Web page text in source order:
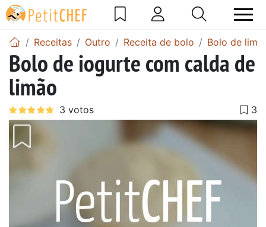
Receitas Outro Receita de bolo Bolo de
Bolo de iogurte com calda de
limão